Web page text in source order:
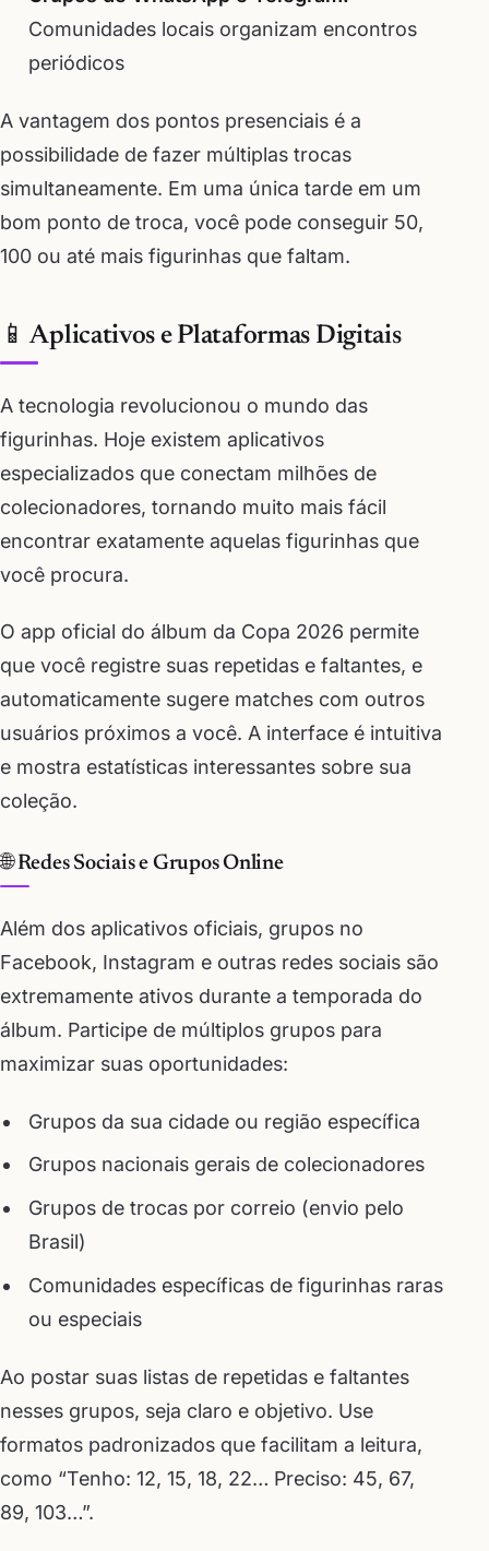
Comunidades locais organizam encontros
periódicos
A vantagem dos pontos presenciais é a
possibilidade de fazer múltiplas trocas
simultaneamente. Em uma única tarde em um
bom ponto de troca, você pode conseguir 50,
100 ou até mais figurinhas que faltam.
📱 Aplicativos e Plataformas Digitais
A tecnologia revolucionou o mundo das
figurinhas. Hoje existem aplicativos
especializados que conectam milhões de
colecionadores, tornando muito mais fácil
encontrar exatamente aquelas figurinhas que
você procura.
O app oficial do álbum da Copa 2026 permite
que você registre suas repetidas e faltantes, e
automaticamente sugere matches com outros
usuários próximos a você. A interface é intuitiva
e mostra estatísticas interessantes sobre sua
coleção.
🌐 Redes Sociais e Grupos Online
Além dos aplicativos oficiais, grupos no
Facebook, Instagram e outras redes sociais são
extremamente ativos durante a temporada do
álbum. Participe de múltiplos grupos para
maximizar suas oportunidades:
Grupos da sua cidade ou região específica
Grupos nacionais gerais de colecionadores
Grupos de trocas por correio (envio pelo
Brasil)
Comunidades específicas de figurinhas raras
ou especiais
Ao postar suas listas de repetidas e faltantes
nesses grupos, seja claro e objetivo. Use
formatos padronizados que facilitam a leitura,
como “Tenho: 12, 15, 18, 22… Preciso: 45, 67,
89, 103…”.